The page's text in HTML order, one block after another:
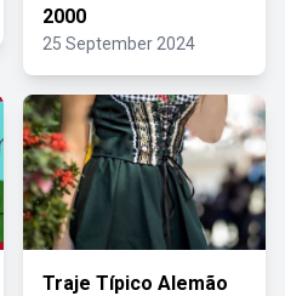
2000
25 September 2024
Traje Típico Alemão